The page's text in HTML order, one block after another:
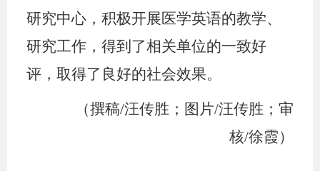
研究中心，积极开展医学英语的教学、
研究工作，得到了相关单位的一致好
评，取得了良好的社会效果。
（撰稿/汪传胜；图片/汪传胜 ； 审
核/徐霞）